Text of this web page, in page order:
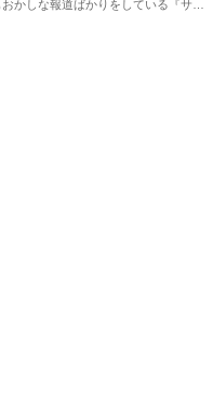
かしな報道ばかりをしている『サン